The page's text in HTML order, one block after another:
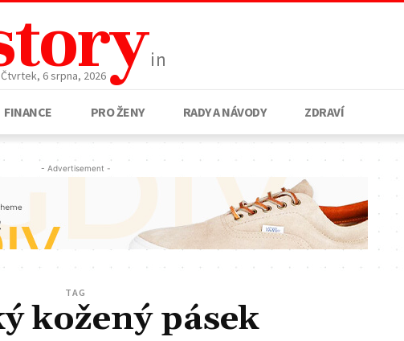
in
Čtvrtek, 6 srpna, 2026
FINANCE PRO ŽENY RADY A NÁVODY ZDRAVÍ
- Advertisement -
TAG
kožený pásek